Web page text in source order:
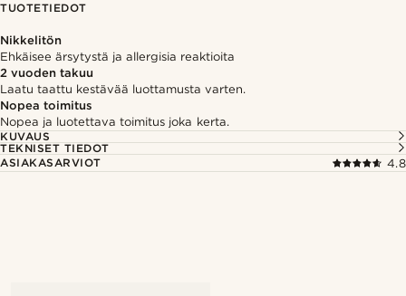
TUOTETIEDOT
Nikkelitön
Ehkäisee ärsytystä ja allergisia reaktioita
2 vuoden takuu
Laatu taattu kestävää luottamusta varten.
Nopea toimitus
Nopea ja luotettava toimitus joka kerta.
KUVAUS
TEKNISET TIEDOT
ASIAKASARVIOT
4.8